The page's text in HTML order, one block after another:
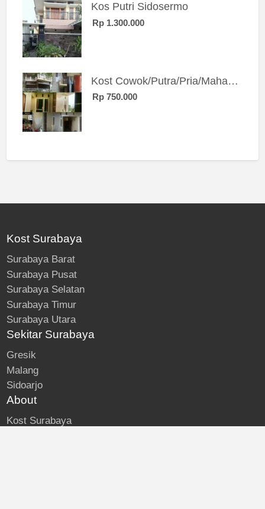
Kos Putri Sidosermo
Rp 1.300.000
Kost Cowok/Putra/Pria/Mahasiswa/Karyawan SIngle eksklusif bangunan baru
Rp 750.000
Kost Surabaya
Surabaya Barat
Surabaya Pusat
Surabaya Selatan
Surabaya Timur
Surabaya Utara
Sekitar Surabaya
Gresik
Malang
Sidoarjo
About
Kost Surabaya